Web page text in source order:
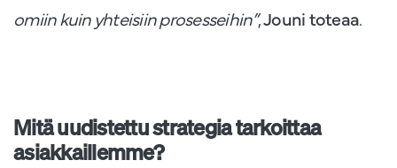
omiin kuin yhteisiin prosesseihin”,Jouni toteaa.
Mitä uudistettu strategia tarkoittaa
asiakkaillemme?